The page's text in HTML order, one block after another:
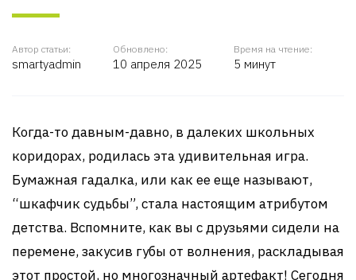
Автор статьи:
smartyadmin
Обновлено:
10 апреля 2025
Время на чтение:
5 минут
Когда-то давным-давно, в далеких школьных
коридорах, родилась эта удивительная игра.
Бумажная гадалка, или как ее еще называют,
“шкафчик судьбы”, стала настоящим атрибутом
детства. Вспомните, как вы с друзьями сидели на
перемене, закусив губы от волнения, раскладывая
этот простой, но многозначный артефакт! Сегодня